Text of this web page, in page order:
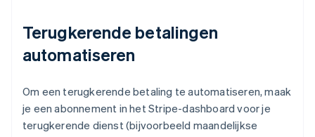
Terugkerende betalingen
automatiseren
Om een terugkerende betaling te automatiseren, maak
je een abonnement in het Stripe-dashboard voor je
terugkerende dienst (bijvoorbeeld maandelijkse